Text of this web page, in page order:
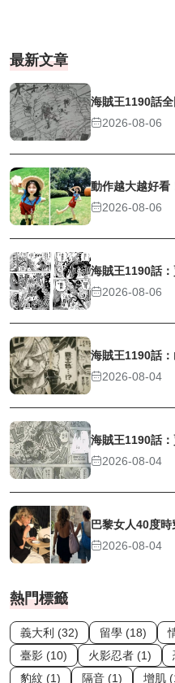
最新文章
海賊王1190話
2026-08-06
動作越大越好看
2026-08-06
海賊王1190話
2026-08-06
海賊王1190話
2026-08-04
海賊王1190話
2026-08-04
巴黎女人40度時
2026-08-04
熱門標籤
義大利 (32) 留學 (18)
臺影 (10)
火影忍者 (1)
豹紋 (1)
隔音 (1) 增肌